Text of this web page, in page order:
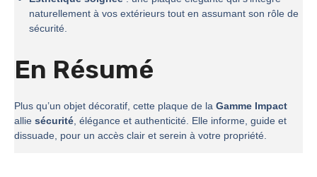
naturellement à vos extérieurs tout en assumant son rôle de
sécurité.
En Résumé
Plus qu’un objet décoratif, cette plaque de la Gamme Impact
allie sécurité, élégance et authenticité. Elle informe, guide et
dissuade, pour un accès clair et serein à votre propriété.